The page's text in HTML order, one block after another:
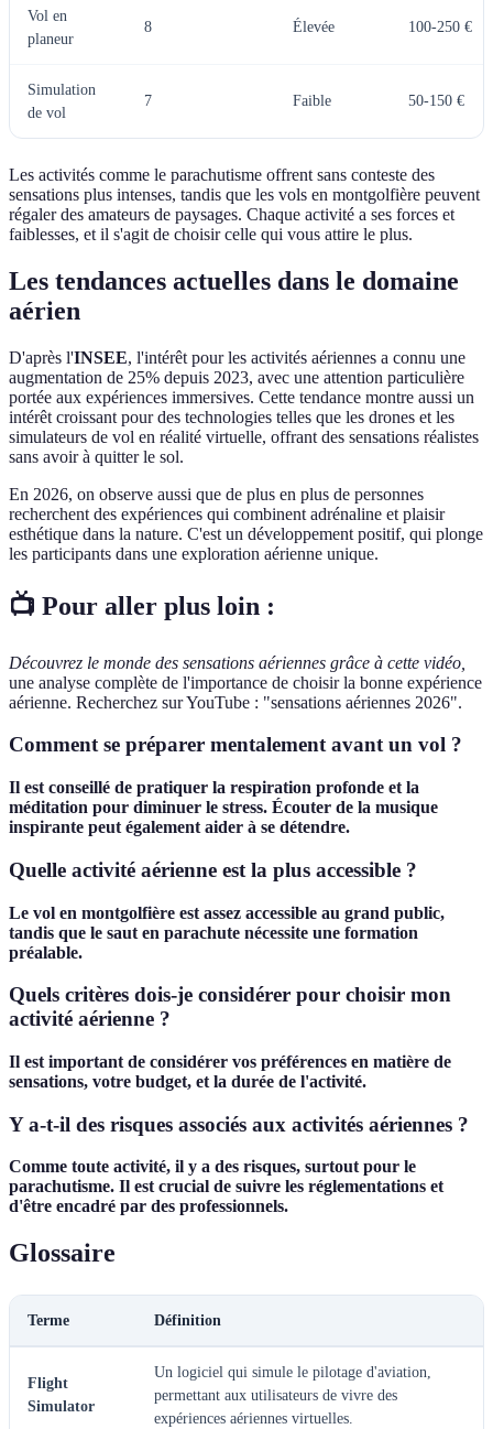
Vol en
planeur
8 Élevée 100-250 €
Simulation
de vol
7 Faible 50-150 €
Les activités comme le parachutisme offrent sans conteste des
sensations plus intenses, tandis que les vols en montgolfière peuvent
régaler des amateurs de paysages. Chaque activité a ses forces et
faiblesses, et il s'agit de choisir celle qui vous attire le plus.
Les tendances actuelles dans le domaine
aérien
D'après l'INSEE, l'intérêt pour les activités aériennes a connu une
augmentation de 25% depuis 2023, avec une attention particulière
portée aux expériences immersives. Cette tendance montre aussi un
intérêt croissant pour des technologies telles que les drones et les
simulateurs de vol en réalité virtuelle, offrant des sensations réalistes
sans avoir à quitter le sol.
En 2026, on observe aussi que de plus en plus de personnes
recherchent des expériences qui combinent adrénaline et plaisir
esthétique dans la nature. C'est un développement positif, qui plonge
les participants dans une exploration aérienne unique.
📺 Pour aller plus loin :
Découvrez le monde des sensations aériennes grâce à cette vidéo,
une analyse complète de l'importance de choisir la bonne expérience
aérienne. Recherchez sur YouTube : "sensations aériennes 2026".
Comment se préparer mentalement avant un vol ?
Il est conseillé de pratiquer la respiration profonde et la
méditation pour diminuer le stress. Écouter de la musique
inspirante peut également aider à se détendre.
Quelle activité aérienne est la plus accessible ?
Le vol en montgolfière est assez accessible au grand public,
tandis que le saut en parachute nécessite une formation
préalable.
Quels critères dois-je considérer pour choisir mon
activité aérienne ?
Il est important de considérer vos préférences en matière de
sensations, votre budget, et la durée de l'activité.
Y a-t-il des risques associés aux activités aériennes ?
Comme toute activité, il y a des risques, surtout pour le
parachutisme. Il est crucial de suivre les réglementations et
d'être encadré par des professionnels.
Glossaire
Terme Définition
Flight
Simulator
Un logiciel qui simule le pilotage d'aviation,
permettant aux utilisateurs de vivre des
expériences aériennes virtuelles.